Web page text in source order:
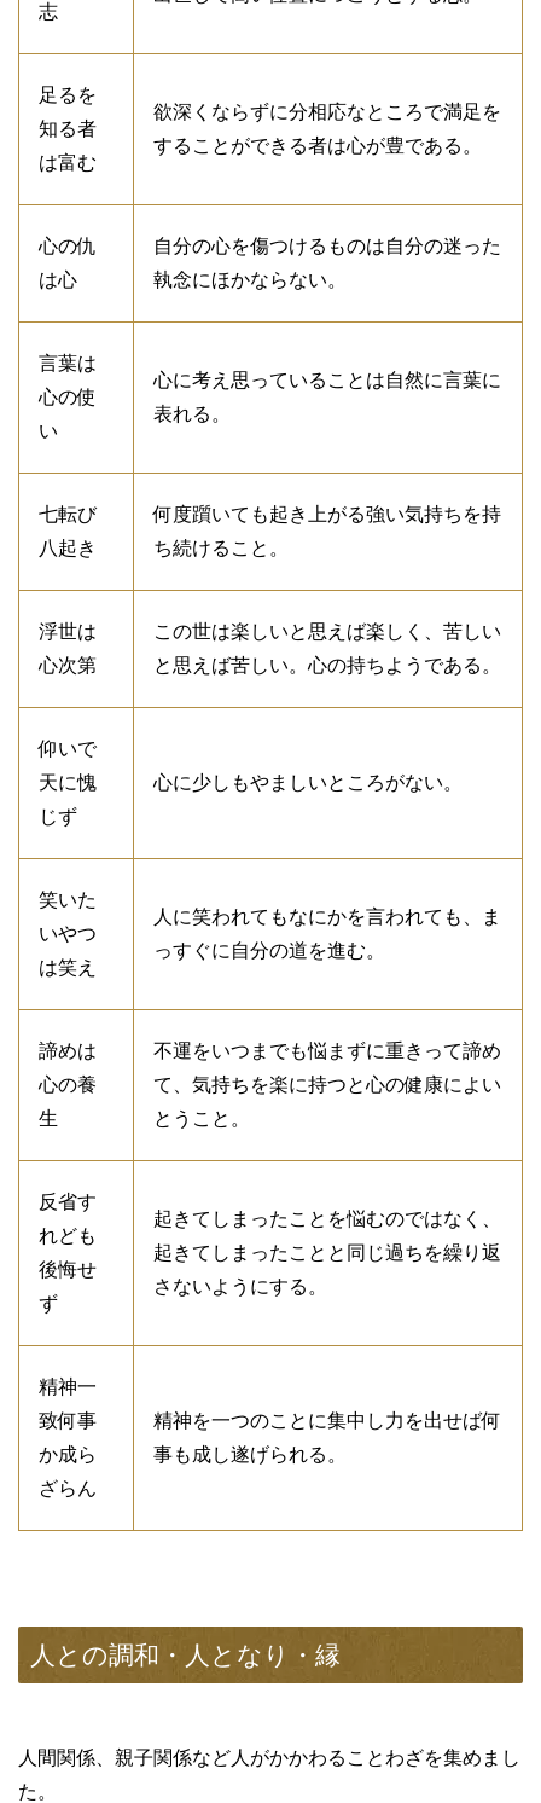
志
足るを
知る者
は富む
欲深くならずに分相応なところで満足を
することができる者は心が豊である。
心の仇
は心
自分の心を傷つけるものは自分の迷った
執念にほかならない。
言葉は
心の使
い
心に考え思っていることは自然に言葉に
表れる。
七転び
八起き
何度躓いても起き上がる強い気持ちを持
ち続けること。
浮世は
心次第
この世は楽しいと思えば楽しく、苦しい
と思えば苦しい。心の持ちようである。
仰いで
天に愧
じず
心に少しもやましいところがない。
笑いた
いやつ
は笑え
人に笑われてもなにかを言われても、ま
っすぐに自分の道を進む。
諦めは
心の養
生
不運をいつまでも悩まずに重きって諦め
て、気持ちを楽に持つと心の健康によい
とうこと。
反省す
れども
後悔せ
ず
起きてしまったことを悩むのではなく、
起きてしまったことと同じ過ちを繰り返
さないようにする。
精神一
致何事
か成ら
ざらん
精神を一つのことに集中し力を出せば何
事も成し遂げられる。
人との調和・人となり・縁
人間関係、親子関係など人がかかわることわざを集めまし
た。